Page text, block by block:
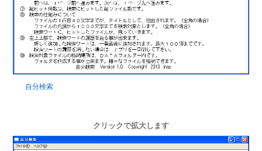
自分検索
クリックで拡大します